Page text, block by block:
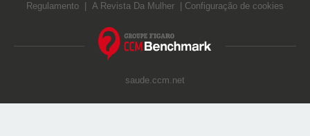
Regulamento
A Revista Da Mulher Configuração de cookies
saude.ccm.net